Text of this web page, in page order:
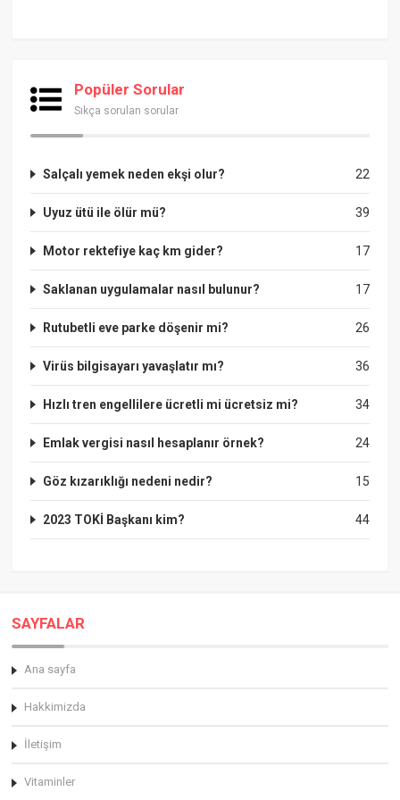
Popüler Sorular
Sıkça sorulan sorular
22
Salçalı yemek neden ekşi olur?
39
Uyuz ütü ile ölür mü?
17
Motor rektefiye kaç km gider?
17
Saklanan uygulamalar nasıl bulunur?
26
Rutubetli eve parke döşenir mi?
36
Virüs bilgisayarı yavaşlatır mı?
34
Hızlı tren engellilere ücretli mi ücretsiz mi?
24
Emlak vergisi nasıl hesaplanır örnek?
15
Göz kızarıklığı nedeni nedir?
44
2023 TOKİ Başkanı kim?
SAYFALAR
Ana sayfa
Hakkimizda
İletişim
Vitaminler